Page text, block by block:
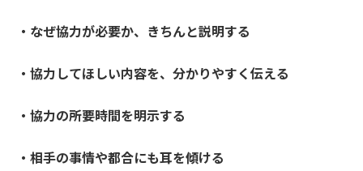
・なぜ協力が必要か、きちんと説明する
・協力してほしい内容を、分かりやすく伝える
・協力の所要時間を明示する
・相手の事情や都合にも耳を傾ける